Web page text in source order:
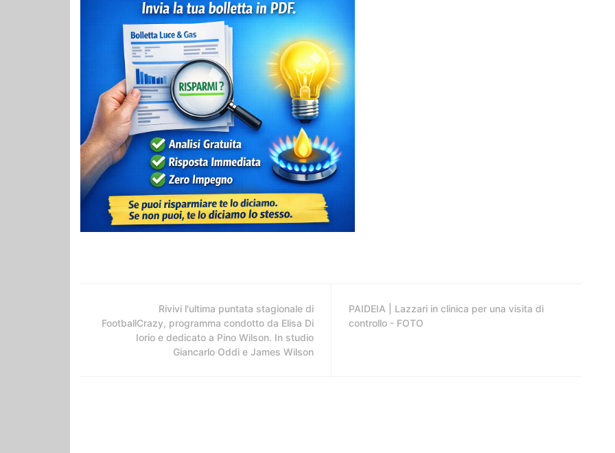
Rivivi l'ultima puntata stagionale di
FootballCrazy, programma condotto da Elisa Di
Iorio e dedicato a Pino Wilson. In studio
Giancarlo Oddi e James Wilson
PAIDEIA | Lazzari in clinica per una visita di
controllo - FOTO